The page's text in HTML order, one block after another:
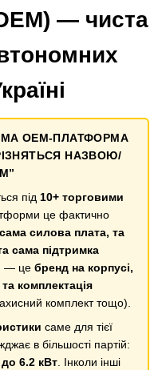
— чиста
OEM-ПЛАТФОРМА
НАЗВОЮ/
під 10+ торговими
це фактично
силова плата, та
сама підтримка
— це бренд на корпусі,
комплектація
комплект тощо).
саме для тієї
в більшості партій:
6.2 кВт . Інколи інші